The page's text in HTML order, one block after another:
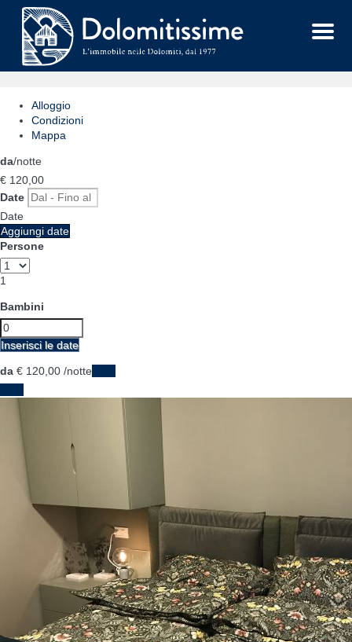
Menu
Alloggio
Condizioni
Mappa
da/notte
€ 120, 00
Date
Date
Aggiungi date
Persone
1
Bambini
Inserisci le date
da € 120, 00 /notte